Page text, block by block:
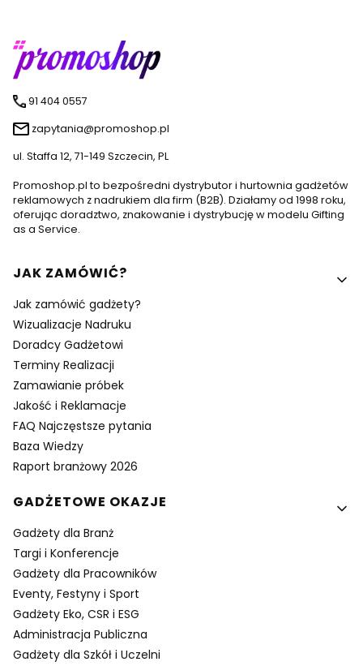
91 404 0557
zapytania@promoshop.pl
ul. Staffa 12, 71-149 Szczecin, PL
Promoshop.pl to bezpośredni dystrybutor i hurtownia gadżetów
reklamowych z nadrukiem dla firm (B2B). Działamy od 1998 roku,
oferując doradztwo, znakowanie i dystrybucję w modelu Gifting
as a Service.
Linki w stopce
JAK ZAMÓWIĆ?
Jak zamówić gadżety?
Wizualizacje Nadruku
Doradcy Gadżetowi
Terminy Realizacji
Zamawianie próbek
Jakość i Reklamacje
FAQ Najczęstsze pytania
Baza Wiedzy
Raport branżowy 2026
GADŻETOWE OKAZJE
Gadżety dla Branż
Targi i Konferencje
Gadżety dla Pracowników
Eventy, Festyny i Sport
Gadżety Eko, CSR i ESG
Administracja Publiczna
Gadżety dla Szkół i Uczelni